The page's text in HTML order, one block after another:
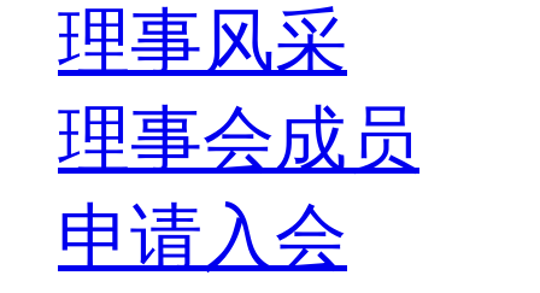
理事风采
理事会成员
申请入会